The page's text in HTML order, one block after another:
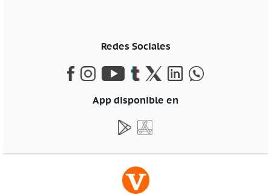
Redes Sociales
App disponible en